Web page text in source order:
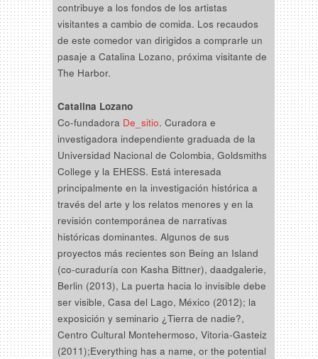
contribuye a los fondos de los artistas
visitantes a cambio de comida. Los recaudos
de este comedor van dirigidos a comprarle un
pasaje a Catalina Lozano, próxima visitante de
The Harbor.
Catalina Lozano
Co-fundadora De_sitio. Curadora e
investigadora independiente graduada de la
Universidad Nacional de Colombia, Goldsmiths
College y la EHESS. Está interesada
principalmente en la investigación histórica a
través del arte y los relatos menores y en la
revisión contemporánea de narrativas
históricas dominantes. Algunos de sus
proyectos más recientes son Being an Island
(co-curaduría con Kasha Bittner), daadgalerie,
Berlin (2013), La puerta hacia lo invisible debe
ser visible, Casa del Lago, México (2012); la
exposición y seminario ¿Tierra de nadie?,
Centro Cultural Montehermoso, Vitoria-Gasteiz
(2011);Everything has a name, or the potential